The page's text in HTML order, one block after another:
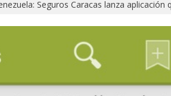
Seguros Caracas lanza